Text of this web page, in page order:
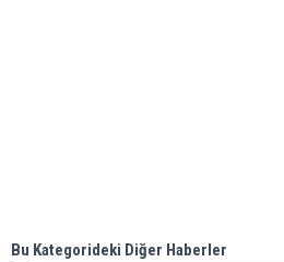
Bu Kategorideki Diğer Haberler